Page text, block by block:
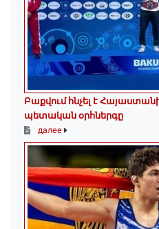
Բաքվում հնչել է
պետական օրհներգը
далее